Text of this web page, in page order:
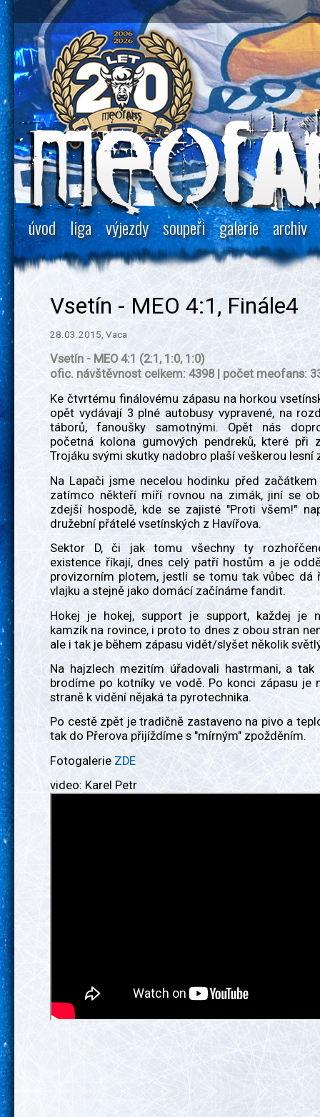
úvod liga výjezdy soupeři galerie archiv
Vsetín - MEO 4:1, Finále4
28.03.2015, Vaca
Vsetín - MEO 4:1 (2:1, 1:0, 1:0)
ofic. návštěvnost celkem: 4398 | počet meofans:
Ke čtvrtému finálovému zápasu na horkou
opět vydávají 3 plné autobusy vypravené, na
táborů, fanoušky samotnými. Opět nás
početná kolona gumových pendreků, které při
Trojáku svými skutky nadobro plaší veškerou lesní
Na Lapači jsme necelou hodinku před
zatímco někteří míří rovnou na zimák, jiní se
zdejší hospodě, kde se zajisté "Proti všem!"
družební přátelé vsetínských z Havířova.
Sektor D, či jak tomu všechny ty
existence říkají, dnes celý patří hostům a je
provizorním plotem, jestli se tomu tak vůbec dá
vlajku a stejně jako domácí začínáme fandit.
Hokej je hokej, support je support, každej je
kamzík na rovince, i proto to dnes z obou stran
ale i tak je během zápasu vidět/slyšet několik
Na hajzlech mezitím úřadovali hastrmani, a
brodíme po kotníky ve vodě. Po konci zápasu je
straně k vidění nějaká ta pyrotechnika.
Po cestě zpět je tradičně zastaveno na pivo a
tak do Přerova přijíždíme s "mírným" zpožděním.
Fotogalerie ZDE
video: Karel Petr